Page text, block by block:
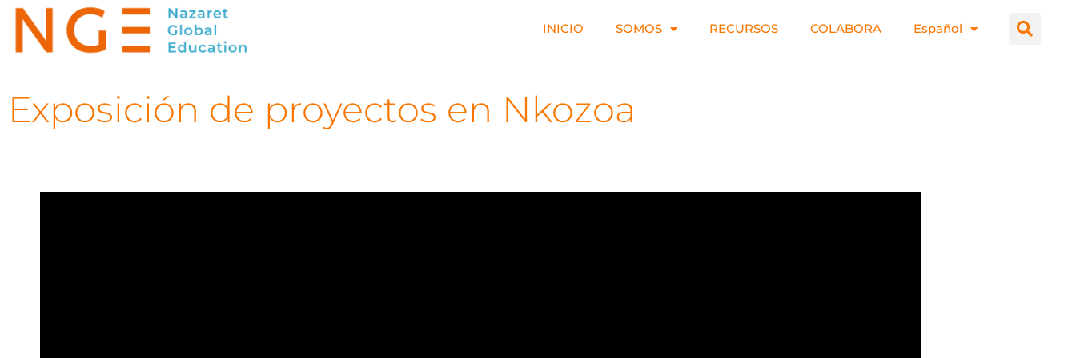
INICIO SOMOS RECURSOS COLABORA Español
Exposición de proyectos en Nkozoa